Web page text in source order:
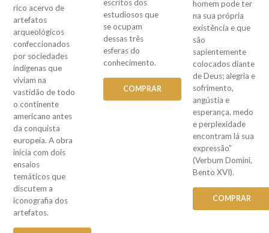
rico acervo de
artefatos
arqueológicos
confeccionados
por sociedades
indígenas que
viviam na
vastidão de todo
o continente
americano antes
da conquista
europeia. A obra
inicia com dois
ensaios
temáticos que
discutem a
iconografia dos
artefatos.
escritos dos
estudiosos que
se ocupam
dessas três
esferas do
conhecimento.
COMPRAR
homem pode ter
na sua própria
existência e que
são
sapientemente
colocados diante
de Deus; alegria e
sofrimento,
angústia e
esperança, medo
e perplexidade
encontram lá sua
expressão”
(Verbum Domini,
Bento XVI).
COMPRAR